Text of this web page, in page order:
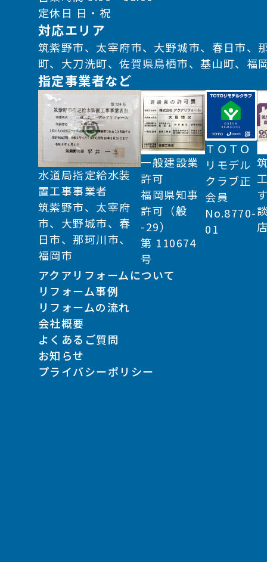
定休日 日・祝
対応エリア
筑紫野市、太宰府市、大野城市、春日市、
町、大刀洗町、佐賀県鳥栖市、基山町、福
指定事業者など
水道局指定給水装
置工事事業者
筑紫野市、太宰府
市、大野城市、春
日市、那珂川市、
福岡市
一般建設業
許可
福岡県知事
許可（般
-29）
第 110674
号
ＴＯＴＯ
リモデル
クラブ正
会員
No.8770-
01
アクアリフォームについて
リフォーム事例
リフォームの流れ
会社概要
よくあるご質問
お知らせ
プライバシーポリシー